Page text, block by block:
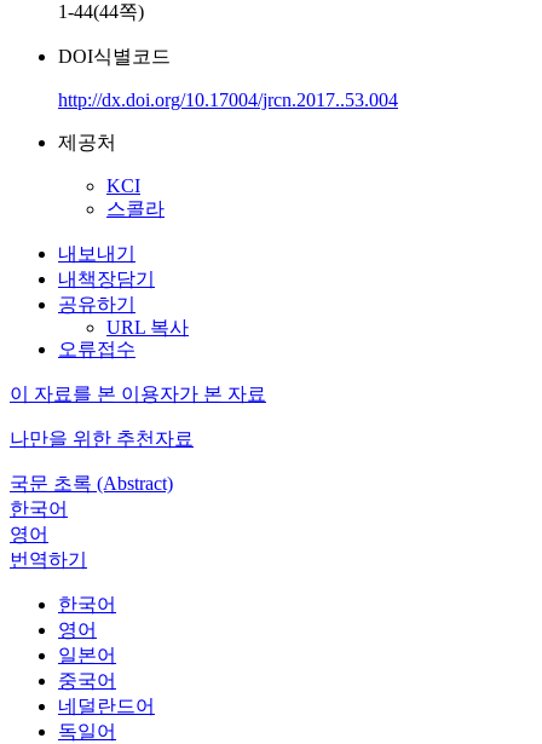
1-44(44쪽)
DOI식별코드
http://dx.doi.org/10.17004/jrcn.2017..53.004
제공처
KCI
스콜라
내보내기
내책장담기
공유하기
URL 복사
오류접수
이 자료를 본 이용자가 본 자료
나만을 위한 추천자료
국문 초록 (Abstract)
한국어
영어
번역하기
한국어
영어
일본어
중국어
네덜란드어
독일어